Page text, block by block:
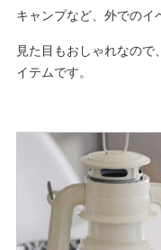
キャンプなど、外でのイ
見た目もおしゃれなの
イテムです。